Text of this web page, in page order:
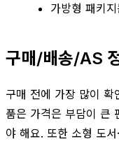
가방형 패키
구매/배송/AS
구매 전에 가장 많이 확
품은 가격은 부담이 큰
야 해요. 또한 소형 도